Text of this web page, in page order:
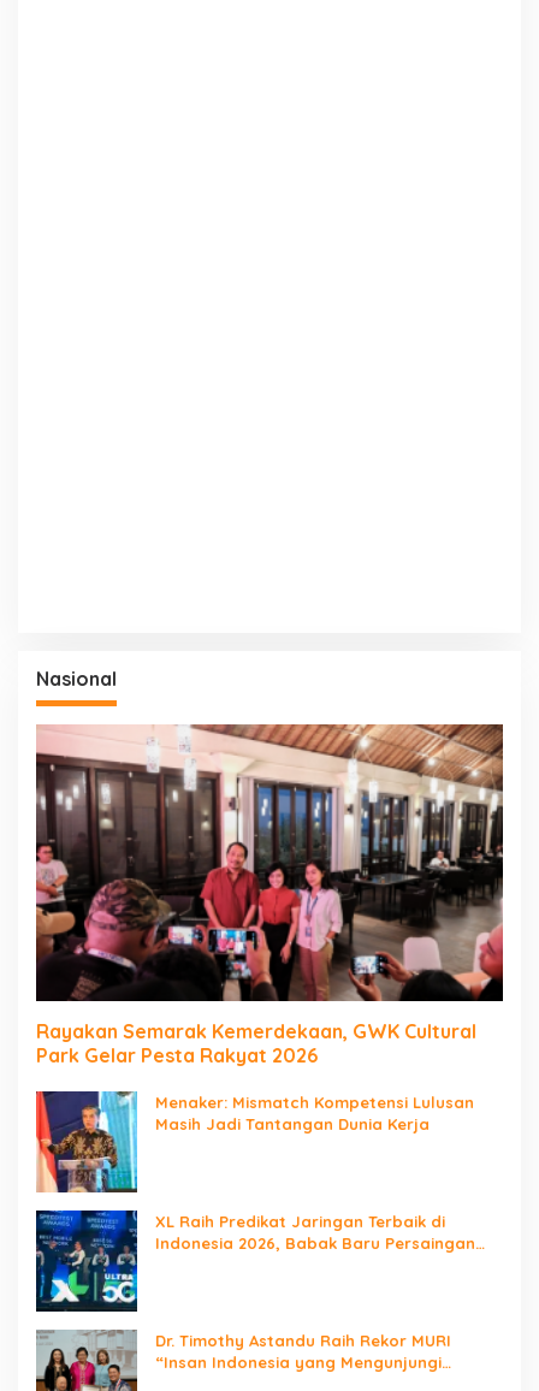
Nasional
Rayakan Semarak Kemerdekaan, GWK Cultural
Park Gelar Pesta Rakyat 2026
Menaker: Mismatch Kompetensi Lulusan
Masih Jadi Tantangan Dunia Kerja
XL Raih Predikat Jaringan Terbaik di
Indonesia 2026, Babak Baru Persaingan
Dr. Timothy Astandu Raih Rekor MURI
“Insan Indonesia yang Mengunjungi